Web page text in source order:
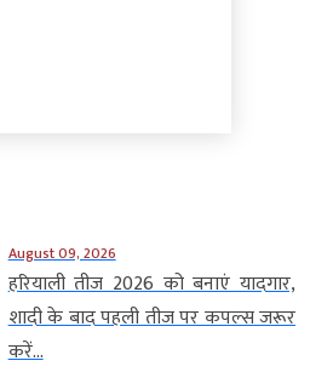
August 09, 2026
हरियाली तीज 2026 को बनाएं यादगार,
शादी के बाद पहली तीज पर कपल्स जरूर
करें...